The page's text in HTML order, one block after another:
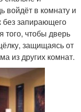
войдёт в комнату и
без запирающего
того, чтобы дверь
защищаясь от
из других комнат.